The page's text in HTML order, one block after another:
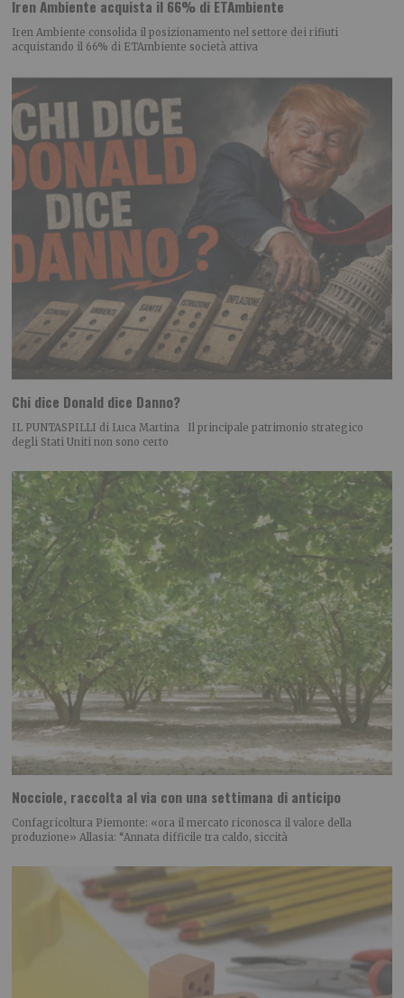
Iren Ambiente acquista il 66% di ETAmbiente
Iren Ambiente consolida il posizionamento nel settore dei rifiuti
acquistando il 66% di ETAmbiente società attiva
Chi dice Donald dice Danno?
IL PUNTASPILLI di Luca Martina Il principale patrimonio strategico
degli Stati Uniti non sono certo
Nocciole, raccolta al via con una settimana di anticipo
Confagricoltura Piemonte: «ora il mercato riconosca il valore della
produzione» Allasia: “Annata difficile tra caldo, siccità